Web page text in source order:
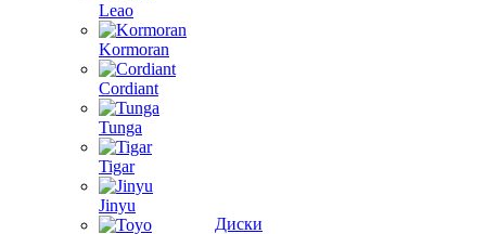
Leao
Kormoran
Cordiant
Tunga
Tigar
Jinyu
Диски